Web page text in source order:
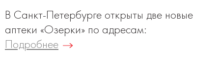
В Санкт-Петербурге открыты две новые
аптеки «Озерки» по адресам:
Подробнее